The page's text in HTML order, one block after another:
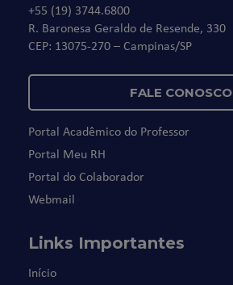
+55 (19) 3744.6800
R. Baronesa Geraldo de Resende, 330
CEP: 13075-270 – Campinas/SP
FALE CONOSCO
Portal Acadêmico do Professor
Portal Meu RH
Portal do Colaborador
Webmail
Links Importantes
Início